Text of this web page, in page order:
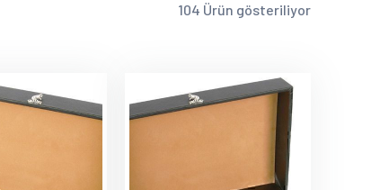
104 Ürün gösteriliyor